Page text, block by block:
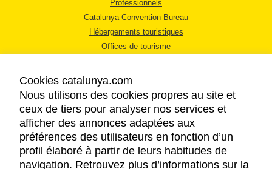
Professionnels
Catalunya Convention Bureau
Hébergements touristiques
Offices de tourisme
MENTIONS LÉGALES
RÈGLES DE CONFIDENTIALITÉ
COOKIES
Cookies catalunya.com
Nous utilisons des cookies propres au site et
ceux de tiers pour analyser nos services et
afficher des annonces adaptées aux
préférences des utilisateurs en fonction d’un
profil élaboré à partir de leurs habitudes de
navigation. Retrouvez plus d’informations sur la